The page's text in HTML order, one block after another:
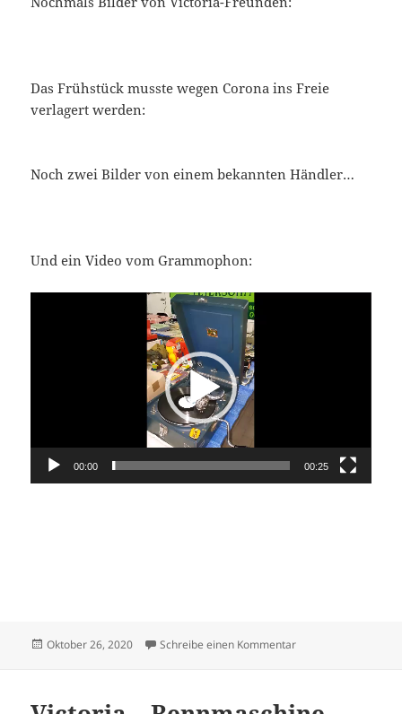
Das Frühstück musste wegen Corona ins Freie
verlagert werden:
Noch zwei Bilder von einem bekannten Händler…
Und ein Video vom Grammophon:
00:00 00:25
Veröffentlicht
Oktober 26, 2020 Schreibe einen Kommentarzu Oldtimer-